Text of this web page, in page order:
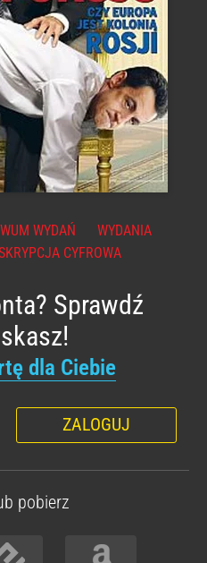
WYDAŃ
WYDANIA
CYFROWA
Sprawdź
dla Ciebie
ZALOGUJ
pobierz